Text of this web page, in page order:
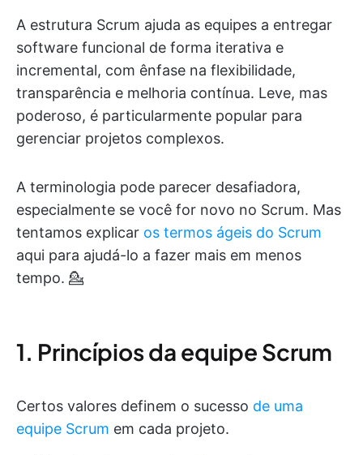
A estrutura Scrum ajuda as equipes a entregar
software funcional de forma iterativa e
incremental, com ênfase na flexibilidade,
transparência e melhoria contínua. Leve, mas
poderoso, é particularmente popular para
gerenciar projetos complexos.
A terminologia pode parecer desafiadora,
especialmente se você for novo no Scrum. Mas
tentamos explicar os termos ágeis do Scrum
aqui para ajudá-lo a fazer mais em menos
tempo. 💁
1. Princípios da equipe Scrum
Certos valores definem o sucesso de uma
equipe Scrum em cada projeto.